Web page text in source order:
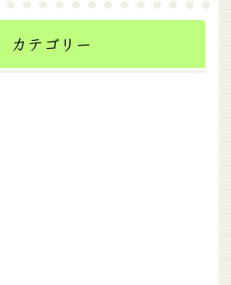
カテゴリー